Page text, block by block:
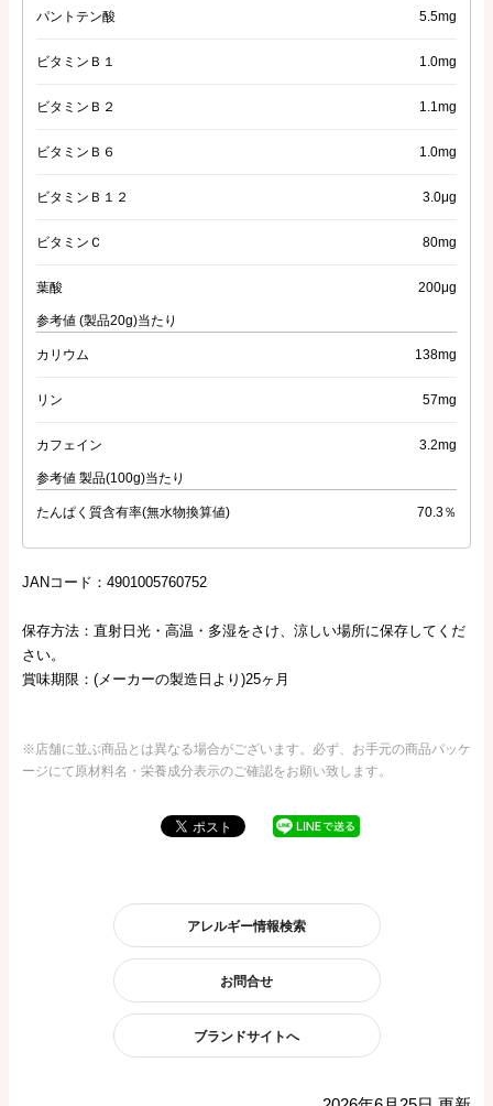
パントテン酸 5.5mg
ビタミンＢ１ 1.0mg
ビタミンＢ２ 1.1mg
ビタミンＢ６ 1.0mg
ビタミンＢ１２ 3.0μg
ビタミンＣ 80mg
葉酸 200μg
参考値 (製品20g)当たり
カリウム 138mg
リン 57mg
カフェイン 3.2mg
参考値 製品(100g)当たり
たんぱく質含有率(無水物換算値) 70.3％
JANコード：4901005760752
保存方法：直射日光・高温・多湿をさけ、涼しい場所に保存してくだ
さい。
賞味期限：(メーカーの製造日より)25ヶ月
※店舗に並ぶ商品とは異なる場合がございます。必ず、お手元の商品パッケ
ージにて原材料名・栄養成分表示のご確認をお願い致します。
アレルギー情報検索
お問合せ
ブランドサイトへ